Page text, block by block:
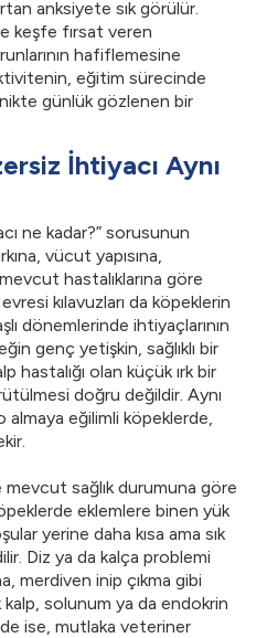
anksiyete sık görülür.
keşfe fırsat veren
hafiflemesine
eğitim sürecinde
günlük gözlenen bir
İhtiyacı Aynı
ne kadar?” sorusunun
vücut yapısına,
hastalıklarına göre
kılavuzları da köpeklerin
dönemlerinde ihtiyaçlarının
genç yetişkin, sağlıklı bir
hastalığı olan küçük ırk bir
doğru değildir. Aynı
almaya eğilimli köpeklerde,
mevcut sağlık durumuna göre
eklemlere binen yük
yerine daha kısa ama sık
Diz ya da kalça problemi
merdiven inip çıkma gibi
kalp, solunum ya da endokrin
ise, mutlaka veteriner